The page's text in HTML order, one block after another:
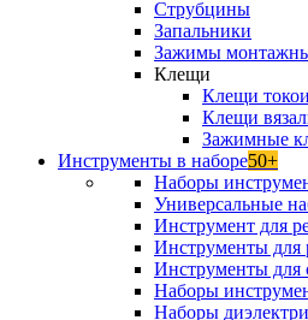
Струбцины
Запальники
Зажимы
Клещи
Клещи
Клещи
Зажимные
Инструменты в наборе50+
Наборы
Универсальные
Инструмент для
Инструменты для
Инструменты для
Наборы
Наборы